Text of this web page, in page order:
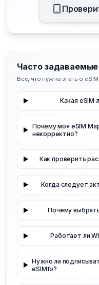
Часто
Всё, что нужно знать о
Какая eSIM
Почему моя eSIM
некорректно?
Как проверить
Когда следует
Почему
Работает ли
Нужно ли
eSIMfo?